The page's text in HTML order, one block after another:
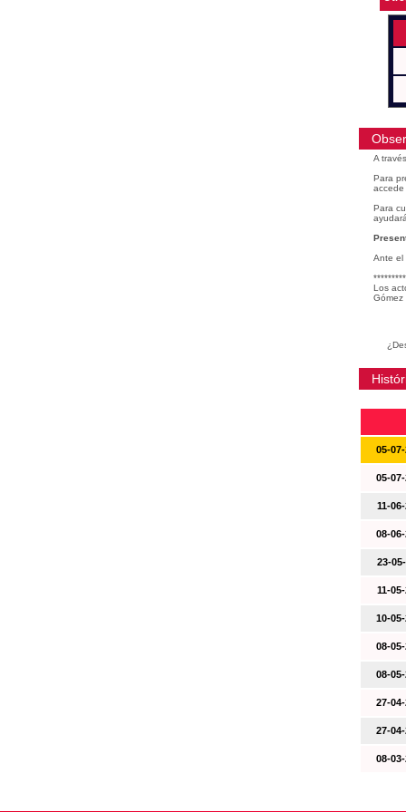
A
Para
accede
Para
Ante el
Los
Gómez
05-
05-
11-
08-
23-
11-
10-
08-
08-
27-
27-
08-